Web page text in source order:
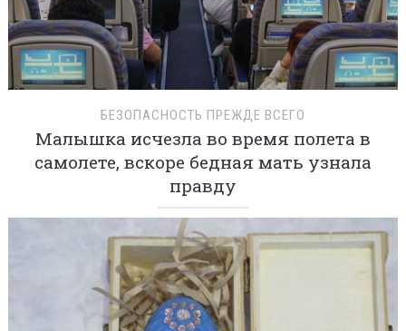
БЕЗОПАСНОСТЬ ПРЕЖДЕ ВСЕГО
Малышка исчезла во время полета в
самолете, вскоре бедная мать узнала
правду